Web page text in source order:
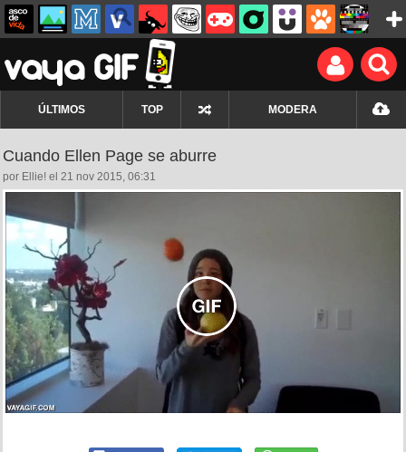
ÚLTIMOS TOP MODERA
Cuando Ellen Page se aburre
por Ellie! el 21 nov 2015, 06:31